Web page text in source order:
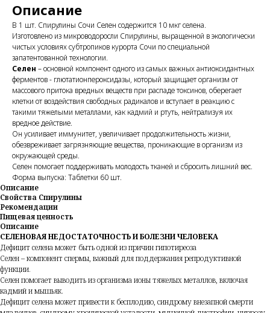
Описание
В 1 шт. Спирулины Сочи Селен содержится 10 мкг селена.
Изготовлено из микроводоросли Спирулины, выращенной в экологически
чистых условиях субтропиков курорта Сочи по специальной
запатентованной технологии.
Селен – основной компонент одного из самых важных антиоксидантных
ферментов - глютатионпероксидазы, который защищает организм от
массового притока вредных веществ при распаде токсинов, оберегает
клетки от воздействия свободных радикалов и вступает в реакцию с
такими тяжелыми металлами, как кадмий и ртуть, нейтрализуя их
вредное действие.
Он усиливает иммунитет, увеличивает продолжительность жизни,
обезвреживает загрязняющие вещества, проникающие в организм из
окружающей среды.
Селен помогает поддерживать молодость тканей и сбросить лишний вес.
Форма выпуска: Таблетки 60 шт.
Описание
Свойства Спирулины
Рекомендации
Пищевая ценность
Описание
СЕЛЕНОВАЯ НЕДОСТАТОЧНОСТЬ И БОЛЕЗНИ ЧЕЛОВЕКА
Дефицит селена может быть одной из причин гипотиреоза
Селен – компонент спермы, важный для поддержания репродуктивной
функции.
Селен помогает выводить из организма ионы тяжелых металлов, включая
кадмий и мышьяк.
Дефицит селена может привести к бесплодию, синдрому внезапной смерти